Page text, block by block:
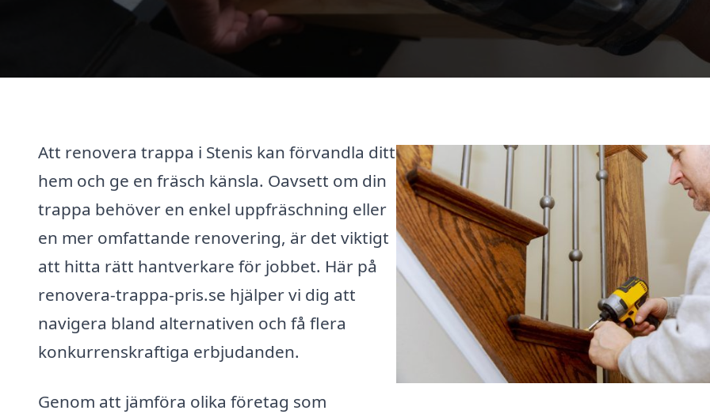
Att renovera trappa i Stenis kan förvandla ditt
hem och ge en fräsch känsla. Oavsett om din
trappa behöver en enkel uppfräschning eller
en mer omfattande renovering, är det viktigt
att hitta rätt hantverkare för jobbet. Här på
renovera-trappa-pris.se hjälper vi dig att
navigera bland alternativen och få flera
konkurrenskraftiga erbjudanden.
Genom att jämföra olika företag som